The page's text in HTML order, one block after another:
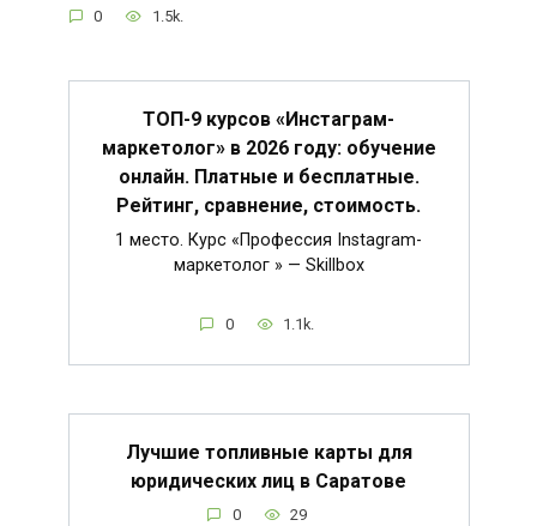
0 1.5k.
ТОП-9 курсов «Инстаграм-
маркетолог» в 2026 году: обучение
онлайн. Платные и бесплатные.
Рейтинг, сравнение, стоимость.
1 место. Курс «Профессия Instagram-
маркетолог » — Skillbox
0 1.1k.
Лучшие топливные карты для
юридических лиц в Саратове
0 29